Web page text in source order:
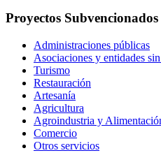
Proyectos Subvencionados
Administraciones públicas
Asociaciones y entidades
Turismo
Restauración
Artesanía
Agricultura
Agroindustria y
Comercio
Otros servicios